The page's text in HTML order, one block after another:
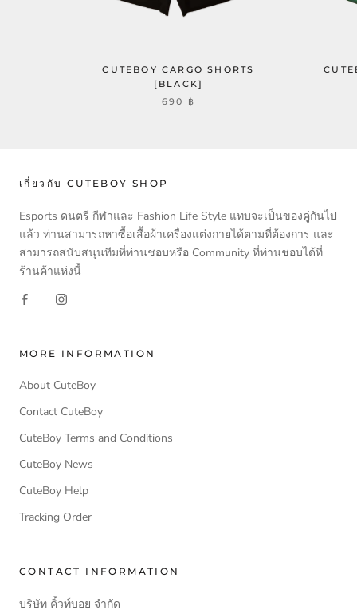
CUTEBOY CARGO SHORTS
[BLACK]
690 ฿
เกี่ยวกับ CUTEBOY SHOP
Esports ดนตรี กีฬาและ Fashion Life Style แทบจะเป็นของคู่กันไป
แล้ว ท่านสามารถหาซื้อเสื้อผ้าเครื่องแต่งกายได้ตามที่ต้องการ และ
สามารถสนับสนุนทีมที่ท่านชอบหรือ Community ที่ท่านชอบได้ที่
ร้านค้าแห่งนี้
MORE INFORMATION
About CuteBoy
Contact CuteBoy
CuteBoy Terms and Conditions
CuteBoy News
CuteBoy Help
Tracking Order
CONTACT INFORMATION
บริษัท คิ้วท์บอย จำกัด